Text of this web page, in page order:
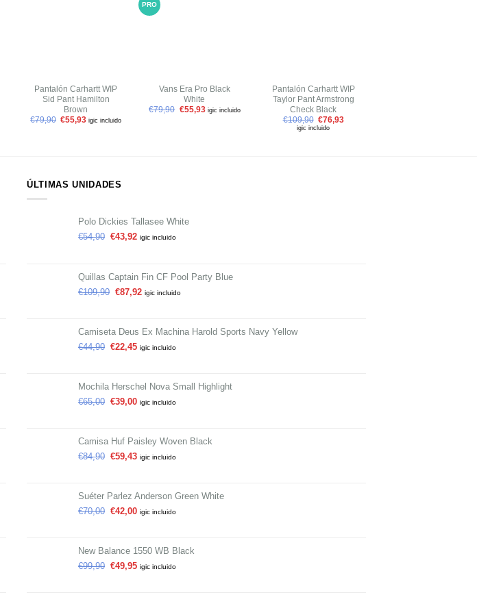
Pantalón Carhartt WIP
Sid Pant Hamilton
Brown
€79,90 €55,93 igic incluido
PRO
Vans Era Pro Black
White
€79,90 €55,93 igic incluido
Pantalón Carhartt WIP
Taylor Pant Armstrong
Check Black
€109,90 €76,93
igic incluido
ÚLTIMAS UNIDADES
Polo Dickies Tallasee White
€54,90 €43,92 igic incluido
Quillas Captain Fin CF Pool Party Blue
€109,90 €87,92 igic incluido
Camiseta Deus Ex Machina Harold Sports Navy Yellow
€44,90 €22,45 igic incluido
Mochila Herschel Nova Small Highlight
€65,00 €39,00 igic incluido
Camisa Huf Paisley Woven Black
€84,90 €59,43 igic incluido
Suéter Parlez Anderson Green White
€70,00 €42,00 igic incluido
New Balance 1550 WB Black
€99,90 €49,95 igic incluido